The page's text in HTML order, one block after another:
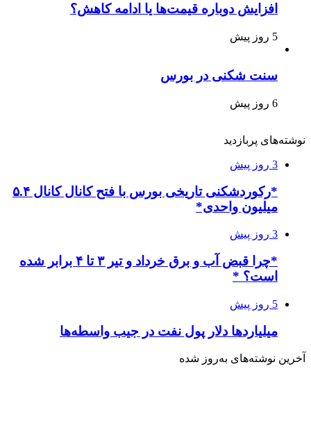
افزایش دوباره قیمت‌ها یا ادامه کاهش؟
5 روز پیش
سنت شکنی در بورس
6 روز پیش
نوشته‌های پربازدید
3 روز پیش
*رکوردشکنی تاریخی بورس با فتح کانال کانال ۵.۴
میلیون واحدی*
3 روز پیش
*چرا قبض آب و برق خرداد و تیر ۳ تا ۴ برابر شده
است؟ *
5 روز پیش
میلیاردها دلار پول نفت در جیب واسطه‌ها
آخرین نوشته‌های‌ به‌روز شده